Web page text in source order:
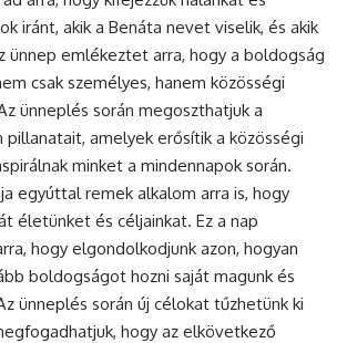
iránt, akik a Benáta nevet viselik, és akik
ünnep emlékeztet arra, hogy a boldogság
csak személyes, hanem közösségi
ünneplés során megoszthatjuk a
amelyek erősítik a közösségi
minket a mindennapok során.
egyúttal remek alkalom arra is, hogy
életünket és céljainkat. Ez a nap
hogy elgondolkodjunk azon, hogyan
boldogságot hozni saját magunk és
ünneplés során új célokat tűzhetünk ki
hogy az elkövetkező